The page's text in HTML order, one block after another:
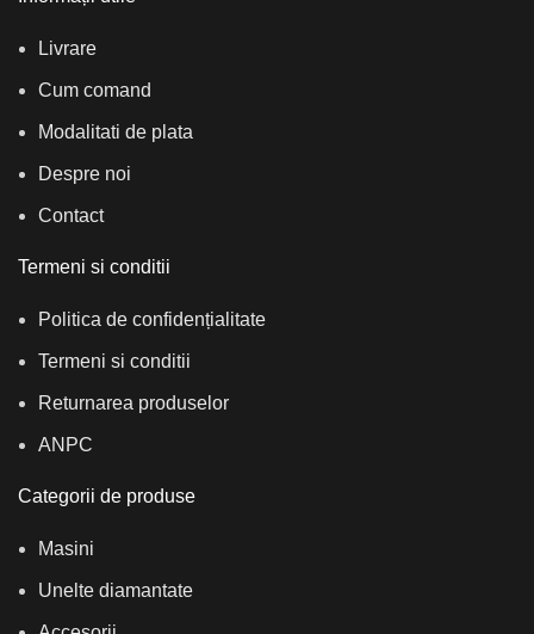
Livrare
Cum comand
Modalitati de plata
Despre noi
Contact
Termeni si conditii
Politica de confidențialitate
Termeni si conditii
Returnarea produselor
ANPC
Categorii de produse
Masini
Unelte diamantate